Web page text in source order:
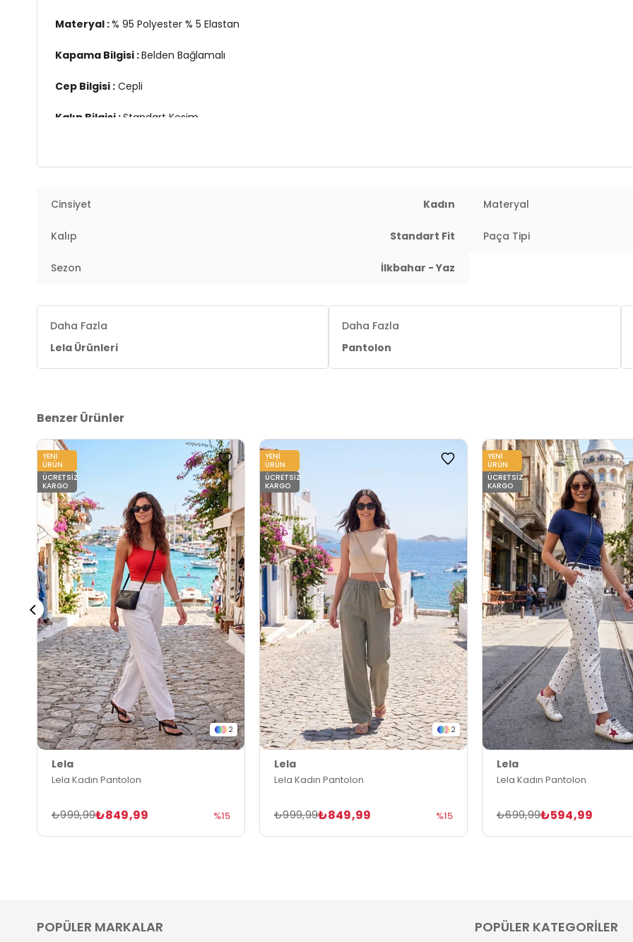
Materyal :% 95 Polyester % 5 Elastan
Kapama Bilgisi :Belden Bağlamalı
Cep Bilgisi : Cepli
Kalıp Bilgisi :Standart Kesim
Cinsiyet Kadın Materyal
Kalıp Standart Fit Paça Tipi
Sezon İlkbahar - Yaz
Daha Fazla
Lela Ürünleri
Daha Fazla
Pantolon
Benzer Ürünler
2
Lela
Lela Kadın Pantolon
₺849,99
₺999,99 %15
YENI
ÜRÜN
ÜCRETSIZ
KARGO
2
Lela
Lela Kadın Pantolon
₺849,99
₺999,99 %15
YENI
ÜRÜN
ÜCRETSIZ
KARGO
Lela
Lela Kadın Pantolon
₺594,99
₺699,99
YENI
ÜRÜN
ÜCRETSIZ
KARGO
POPÜLER MARKALAR POPÜLER KATEGORİLER